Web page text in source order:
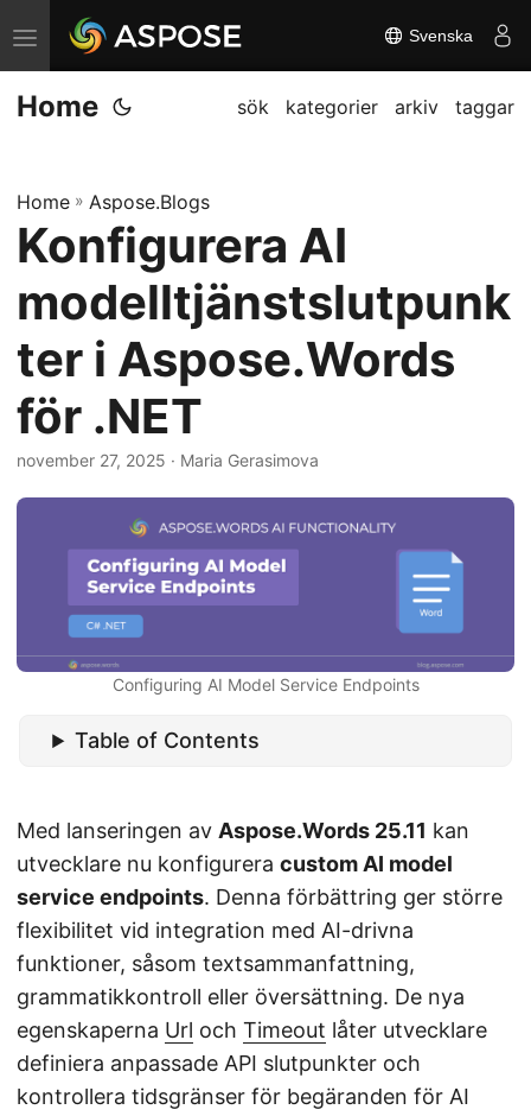
V
ä
x
n
a
i
g
a
t
i
o
n
Svenska
Home sök kategorier arkiv taggar
Home » Aspose.Blogs
Konfigurera AI
modelltjänstslutpunk
ter i Aspose.Words
för .NET
november 27, 2025 · Maria Gerasimova
Configuring AI Model Service Endpoints
Table of Contents
Med lanseringen av Aspose.Words 25.11 kan
utvecklare nu konfigurera custom AI model
service endpoints. Denna förbättring ger större
flexibilitet vid integration med AI-drivna
funktioner, såsom textsammanfattning,
grammatikkontroll eller översättning. De nya
egenskaperna Url och Timeout låter utvecklare
definiera anpassade API slutpunkter och
kontrollera tidsgränser för begäranden för AI